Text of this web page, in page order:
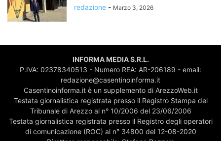
redazione - Marzo 3, 2026
INFORMA MEDIA S.R.L.
P.IVA: 02378340513 - Numero REA: AR-206189 - email:
redazione@casentinoinforma.it
Casentinoinforma.it è un supplemento di ArezzoWeb.it
Testata giornalistica registrata presso il Registro Stampa del
Tribunale di Arezzo al n° 10/2006 del 23/06/2006
Testata giornalistica registrata presso il Registro degli operatori
di comunicazione (ROC) al n° 34800 del 12-08-2020